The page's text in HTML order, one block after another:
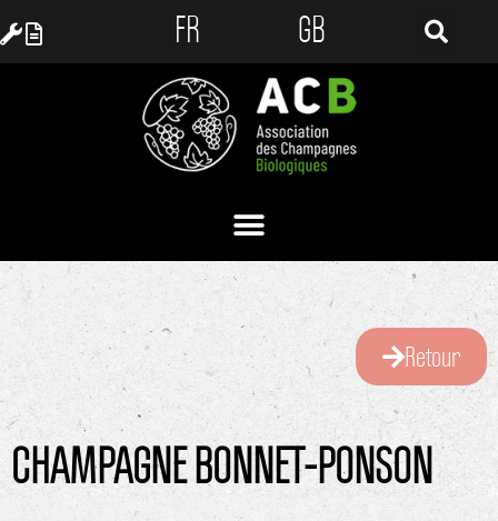
FR GB
Retour
CHAMPAGNE BONNET-PONSON